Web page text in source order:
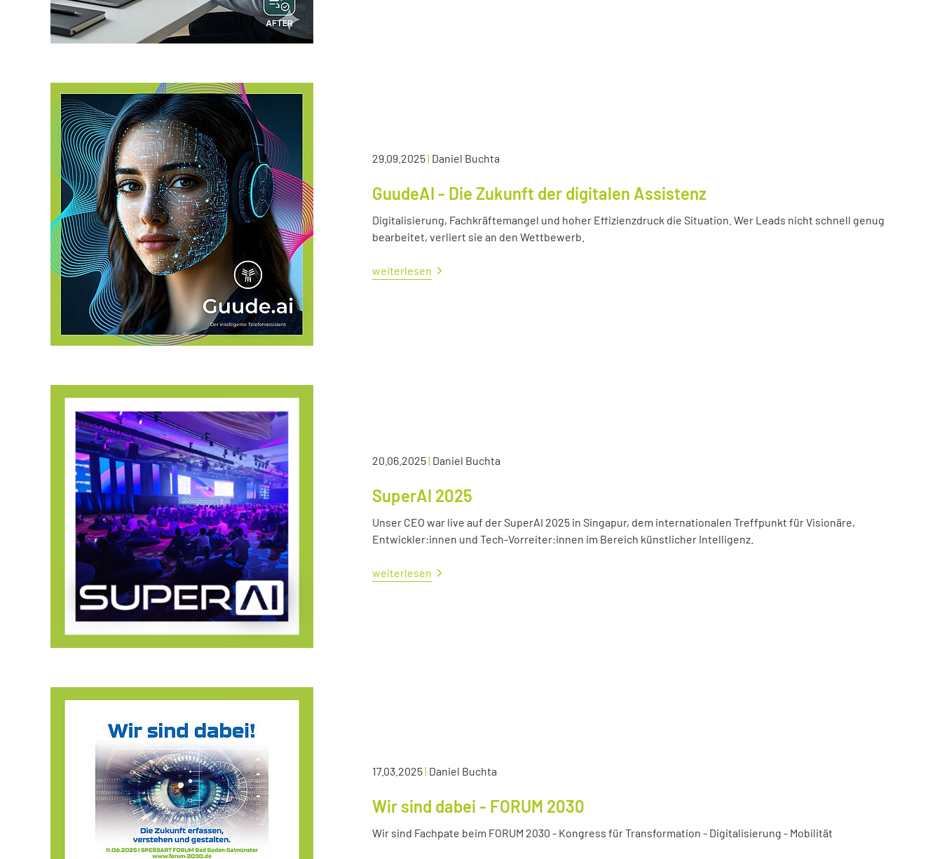
29.09.2025| Daniel Buchta
GuudeAI - Die Zukunft der digitalen Assistenz
Digitalisierung, Fachkräftemangel und hoher Effizienzdruck die Situation. Wer Leads nicht schnell genug
bearbeitet, verliert sie an den Wettbewerb.
weiterlesen
20.06.2025| Daniel Buchta
SuperAI 2025
Unser CEO war live auf der SuperAI 2025 in Singapur, dem internationalen Treffpunkt für Visionäre,
Entwickler:innen und Tech-Vorreiter:innen im Bereich künstlicher Intelligenz.
weiterlesen
17.03.2025| Daniel Buchta
Wir sind dabei - FORUM 2030
Wir sind Fachpate beim FORUM 2030 - Kongress für Transformation - Digitalisierung - Mobilität